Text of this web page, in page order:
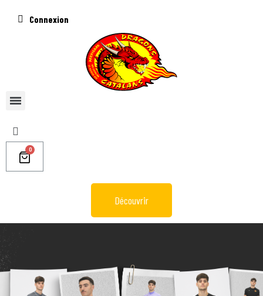
Connexion
Découvrir